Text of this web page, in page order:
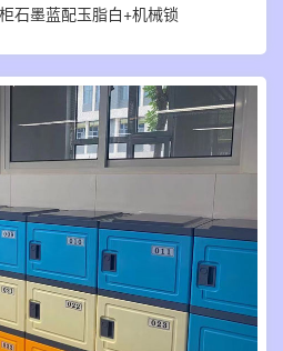
石墨蓝配玉脂白+机械锁